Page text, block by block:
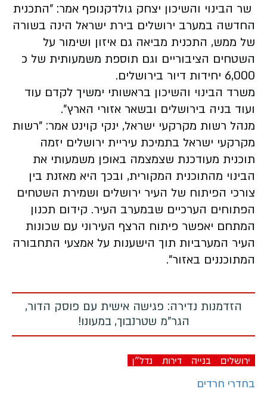
שר הבינוי והשיכון יצחק גולדקנופף אמר: ״התכנית
החדשה במערב ירושלים בירת ישראל הינה בשורה
של ממש, התכנית מביאה גם איזון ושימור על
השטחים הציבוריים וגם תוספת משמעותית של כ
6,000 יחידות דיור בירושלים.
משרד הבינוי והשיכון בראשותי ימשיך לקדם עוד
ועוד בניה בירושלים ובשאר אזורי הארץ״.
מנהל רשות מקרקעי ישראל, ינקי קוינט אמר: "רשות
מקרקעי ישראל בתמיכת עיריית ירושלים יזמה
תוכנית מעודכנת שצמצמה באופן משמעותי את
הבינוי מהתוכנית המקורית, ובכך היא מאזנת בין
צורכי הפיתוח של העיר ירושלים ושמירת השטחים
הפתוחים הערכיים שבמערב העיר. קידום תכנון
המתחם יאפשר פיתוח הרצף העירוני עם שכונות
העיר המערביות תוך הישענות על אמצעי התחבורה
המתוכננים באזור".
הזדמנות נדירה: פגישה אישית עם פוסק הדור,
הגר"מ שטרנבוך, במעונו!
ירושלים בנייה דירות נדל"ן
בחדרי חרדים